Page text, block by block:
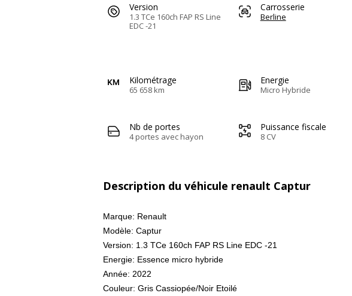
Version
1.3 TCe 160ch FAP RS Line
EDC -21
Carrosserie
Berline
Kilométrage
65 658 km
Energie
Micro Hybride
Nb de portes
4 portes avec hayon
Puissance fiscale
8 CV
Description du véhicule renault Captur
Marque: Renault
Modèle: Captur
Version: 1.3 TCe 160ch FAP RS Line EDC -21
Energie: Essence micro hybride
Année: 2022
Couleur: Gris Cassiopée/Noir Etoilé